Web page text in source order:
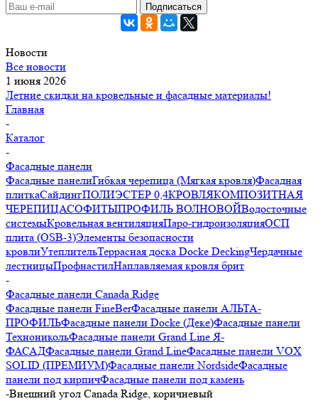
Новости
Все новости
1 июня 2026
Летние скидки на кровельные и фасадные материалы!
Главная
-
Каталог
-
Фасадные панели
Фасадные панелиГибкая черепица (Мягкая кровля)Фасадная
плиткаСайдингПОЛИЭСТЕР 0,4КРОВЛЯКОМПОЗИТНАЯ
ЧЕРЕПИЦАСОФИТЫПРОФИЛЬ ВОЛНОВОЙВодосточные
системыКровельная вентиляцияПаро-гидроизоляцияОСП
плита (OSB-3)Элементы безопасности
кровлиУтеплительТеррасная доска Docke DeckingЧердачные
лестницыПрофнастилНаплавляемая кровля брит
-
Фасадные панели Canada Ridge
Фасадные панели FineBerФасадные панели АЛЬТА-
ПРОФИЛЬФасадные панели Docke (Деке)Фасадные панели
ТехноникольФасадные панели Grand Line Я-
ФАСАДФасадные панели Grand LineФасадные панели VOX
SOLID (ПРЕМИУМ)Фасадные панели NordsideФасадные
панели под кирпичФасадные панели под камень
-Внешний угол Canada Ridge, коричневый